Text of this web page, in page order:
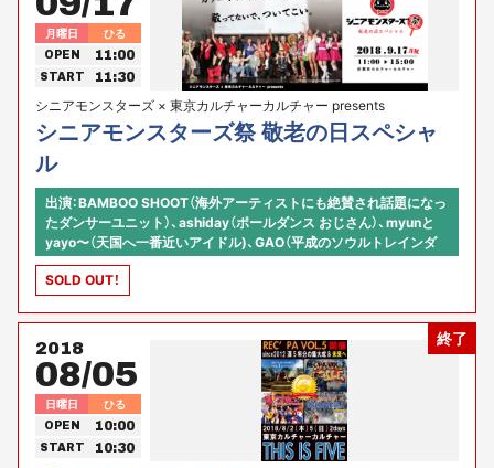
月曜日 ひる
OPEN 11:00
START 11:30
シニアモンスターズ × 東京カルチャーカルチャー presents
シニアモンスターズ祭 敬老の日スペシャ
ル
出演：BAMBOO SHOOT（海外アーティストにも絶賛され話題になっ
たダンサーユニット）、ashiday（ポールダンス おじさん）、myunと
yayo〜（天国へ一番近いアイドル)、GAO（平成のソウルトレインダ
ンサー）、昭和ガールズ（平均年齢59歳のチアリーダーグループ）、他
シニアモンスターズより11名 【司会】川原雅大（株式会社オースタン
ス）×河原あず（東京カルチャーカルチャー コミュニティ・アクセラ
レーター） 【プロデュース】株式会社オースタンス × 河原あず
SOLD OUT！
終了
2018
08/05
日曜日 ひる
OPEN 10:00
START 10:30